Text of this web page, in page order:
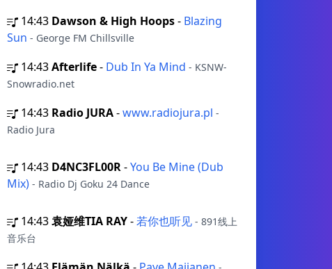
14:43 Dawson & High Hoops- Blazing
Sun - George FM Chillsville
14:43Afterlife- Dub In Ya Mind - KSNW-
Snowradio.net
14:43 Radio JURA-www.radiojura.pl -
Radio Jura
14:43 D4NC3FL00R-You Be Mine (Dub
Mix) - Radio Dj Goku 24 Dance
14:43袁娅维TIA RAY-若你也听见 - 891线上
音乐台